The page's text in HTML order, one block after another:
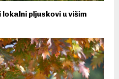
pljuskovi u višim